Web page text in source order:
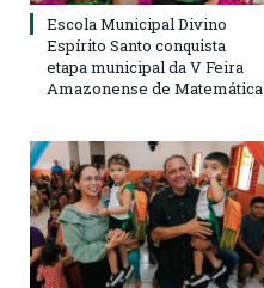
Escola Municipal Divino
Espírito Santo conquista
etapa municipal da V Feira
Amazonense de Matemática